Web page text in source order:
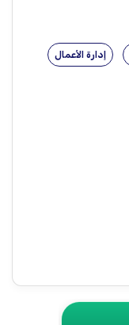
إدارة الأعمال